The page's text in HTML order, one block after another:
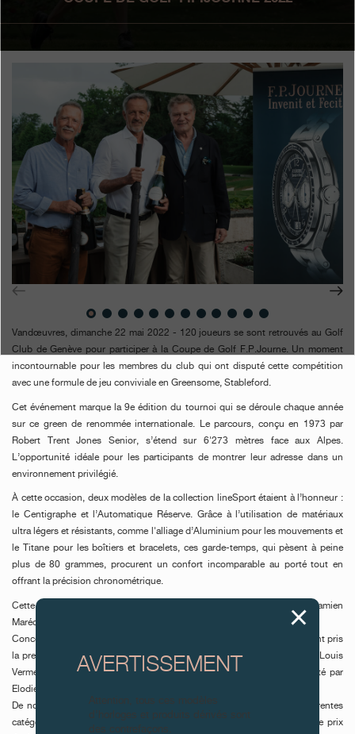
Boutiques
Contact
Search
Rechercher
FRANÇAIS ENGLISH 日本語 简体中文
Vandœuvres, dimanche 22 mai 2022 - 120 joueurs se sont retrouvés au Golf
Club de Genève pour participer à la Coupe de Golf F.P.Journe. Un moment
incontournable pour les membres du club qui ont disputé cette compétition
avec une formule de jeu conviviale en Greensome, Stableford.
Cet événement marque la 9e édition du tournoi qui se déroule chaque année
sur ce green de renommée internationale. Le parcours, conçu en 1973 par
Robert Trent Jones Senior, s’étend sur 6'273 mètres face aux Alpes.
L’opportunité idéale pour les participants de montrer leur adresse dans un
environnement privilégié.
À cette occasion, deux modèles de la collection lineSport étaient à l’honneur :
le Centigraphe et l’Automatique Réserve. Grâce à l’utilisation de matériaux
ultra légers et résistants, comme l'alliage d’Aluminium pour les mouvements et
le Titane pour les boîtiers et bracelets, ces garde-temps, qui pèsent à peine
plus de 80 grammes, procurent un confort incomparable au porté tout en
offrant la précision chronométrique.
Cette année, le classement brut a récompensé Gwynn Brand et Damien
Maréchal.
Concernant le classement net, Thomas Bergerat et Benjamin Lavizzari ont pris
la première place avec un score de 43. Ils devancent Anthony Killen et Louis
Vermeil, qui suivent le score gagnant de près. Le podium est complété par
Elodie et Georges-Alexandre Sturdza.
De nombreux autres prix ont récompensé les gagnants dans les différentes
catégories : Nearest to the pin, homme et femme, le prix Visiteur, et le prix
AVERTISSEMENT